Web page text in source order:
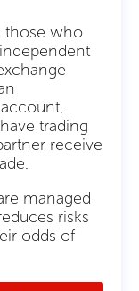
those who
trading
receive
managed
risks
odds of